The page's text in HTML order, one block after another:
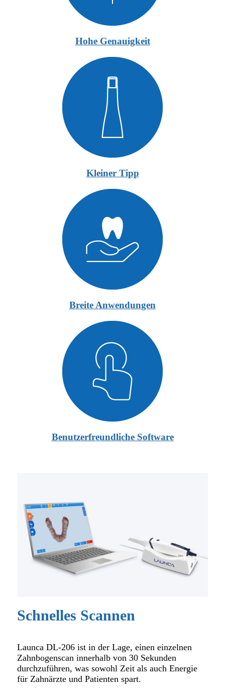
Hohe Genauigkeit
Kleiner Tipp
Breite Anwendungen
Benutzerfreundliche Software
Schnelles Scannen
Launca DL-206 ist in der Lage, einen einzelnen
Zahnbogenscan innerhalb von 30 Sekunden
durchzuführen, was sowohl Zeit als auch Energie
für Zahnärzte und Patienten spart.